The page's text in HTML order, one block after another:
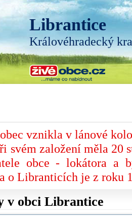
Librantice
Královéhradecký
vznikla v lánové
svém založení měla 20
obce - lokátora a
o Libranticích je z roku
v obci Librantice